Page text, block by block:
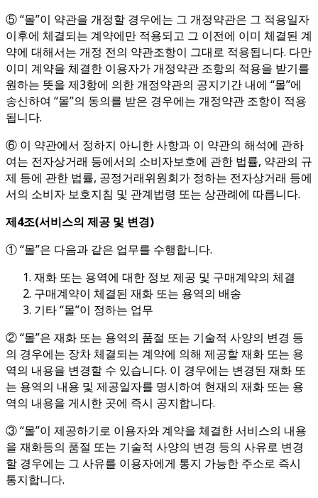
⑤ “몰”이 약관을 개정할 경우에는 그 개정약관은 그 적용일자
이후에 체결되는 계약에만 적용되고 그 이전에 이미 체결된 계
약에 대해서는 개정 전의 약관조항이 그대로 적용됩니다. 다만
이미 계약을 체결한 이용자가 개정약관 조항의 적용을 받기를
원하는 뜻을 제3항에 의한 개정약관의 공지기간 내에 “몰”에
송신하여 “몰”의 동의를 받은 경우에는 개정약관 조항이 적용
됩니다.
⑥ 이 약관에서 정하지 아니한 사항과 이 약관의 해석에 관하
여는 전자상거래 등에서의 소비자보호에 관한 법률, 약관의 규
제 등에 관한 법률, 공정거래위원회가 정하는 전자상거래 등에
서의 소비자 보호지침 및 관계법령 또는 상관례에 따릅니다.
제4조(서비스의 제공 및 변경)
① “몰”은 다음과 같은 업무를 수행합니다.
재화 또는 용역에 대한 정보 제공 및 구매계약의 체결
구매계약이 체결된 재화 또는 용역의 배송
기타 “몰”이 정하는 업무
② “몰”은 재화 또는 용역의 품절 또는 기술적 사양의 변경 등
의 경우에는 장차 체결되는 계약에 의해 제공할 재화 또는 용
역의 내용을 변경할 수 있습니다. 이 경우에는 변경된 재화 또
는 용역의 내용 및 제공일자를 명시하여 현재의 재화 또는 용
역의 내용을 게시한 곳에 즉시 공지합니다.
③ “몰”이 제공하기로 이용자와 계약을 체결한 서비스의 내용
을 재화등의 품절 또는 기술적 사양의 변경 등의 사유로 변경
할 경우에는 그 사유를 이용자에게 통지 가능한 주소로 즉시
통지합니다.